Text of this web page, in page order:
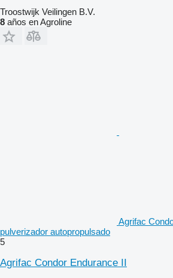
Troostwijk Veilingen B.V.
8 años en Agroline
Agrifac
pulverizador autopropulsado
5
Agrifac Condor Endurance II